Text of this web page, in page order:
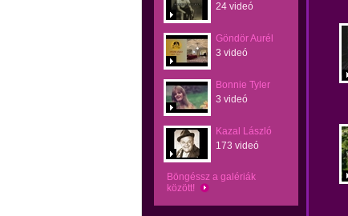
24 videó
Göndör Aurél
3 videó
Bonnie Tyler
3 videó
Kazal László
173 videó
Böngéssz a galériák
között!